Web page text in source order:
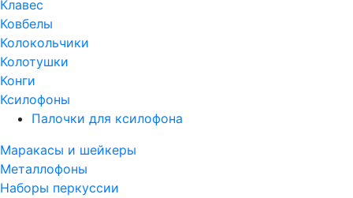
Клавес
Ковбелы
Колокольчики
Колотушки
Конги
Ксилофоны
Палочки для ксилофона
Маракасы и шейкеры
Металлофоны
Наборы перкуссии